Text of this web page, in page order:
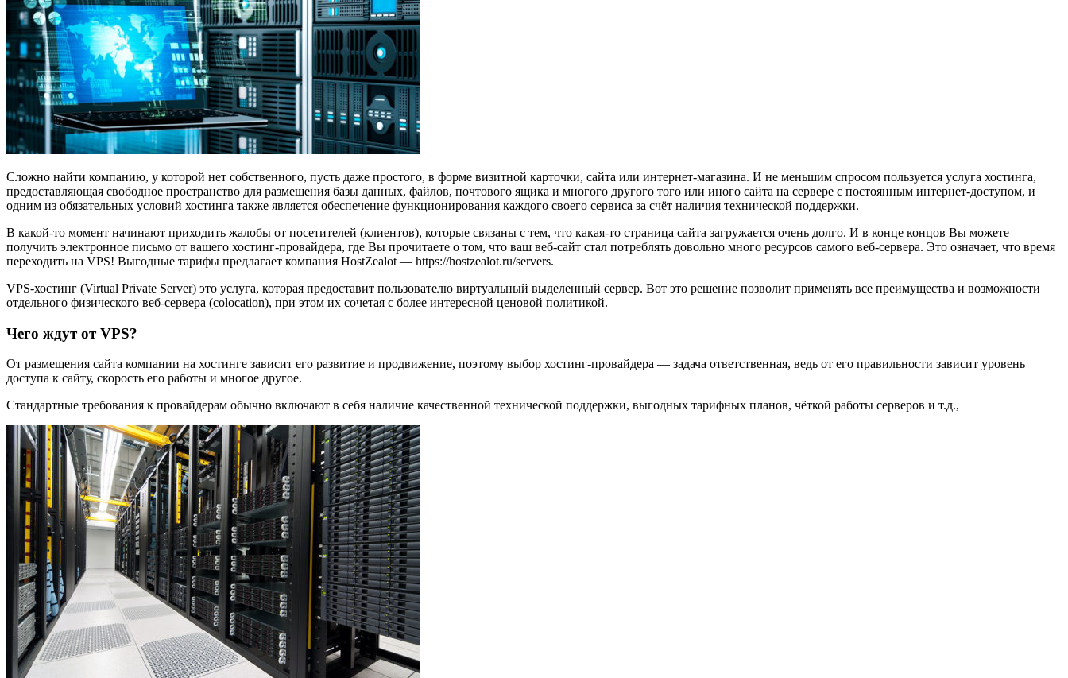
Сложно найти компанию, у которой нет собственного, пусть даже простого, в форме визитной карточки, сайта или интернет-магазина. И не меньшим спросом пользуется услуга хостинга,
предоставляющая свободное пространство для размещения базы данных, файлов, почтового ящика и многого другого того или иного сайта на сервере с постоянным интернет-доступом, и
одним из обязательных условий хостинга также является обеспечение функционирования каждого своего сервиса за счёт наличия технической поддержки.
В какой-то момент начинают приходить жалобы от посетителей (клиентов), которые связаны с тем, что какая-то страница сайта загружается очень долго. И в конце концов Вы можете
получить электронное письмо от вашего хостинг-провайдера, где Вы прочитаете о том, что ваш веб-сайт стал потреблять довольно много ресурсов самого веб-сервера. Это означает, что время
переходить на VPS! Выгодные тарифы предлагает компания HostZealot — https://hostzealot.ru/servers.
VPS-хостинг (Virtual Private Server) это услуга, которая предоставит пользователю виртуальный выделенный сервер. Вот это решение позволит применять все преимущества и возможности
отдельного физического веб-сервера (colocation), при этом их сочетая с более интересной ценовой политикой.
Чего ждут от VPS?
От размещения сайта компании на хостинге зависит его развитие и продвижение, поэтому выбор хостинг-провайдера — задача ответственная, ведь от его правильности зависит уровень
доступа к сайту, скорость его работы и многое другое.
Стандартные требования к провайдерам обычно включают в себя наличие качественной технической поддержки, выгодных тарифных планов, чёткой работы серверов и т.д.,